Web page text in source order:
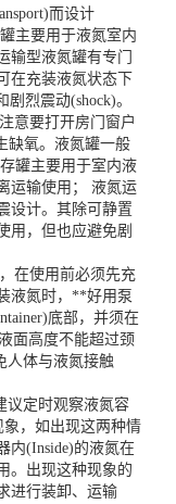
而设计
主要用于液氮室内
型液氮罐有专门
在充装液氮状态下
烈震动(shock)。
意要打开房门窗户
缺氧。液氮罐一般
罐主要用于室内液
运输使用； 液氮运
设计。其除可静置
用，但也应避免剧
在使用前必须先充
液氮时，**好用泵
底部，并须在
面高度不能超过颈
人体与液氮接触
议定时观察液氮容
，如出现这两种情
内(Inside)的液氮在
。出现这种现象的
进行装卸、运输